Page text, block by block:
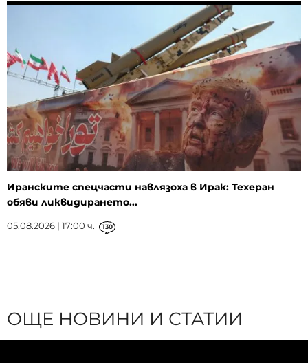
Иранските спецчасти навлязоха в Ирак: Техеран
обяви ликвидирането...
05.08.2026 | 17:00 ч. 130
ОЩЕ НОВИНИ И СТАТИИ